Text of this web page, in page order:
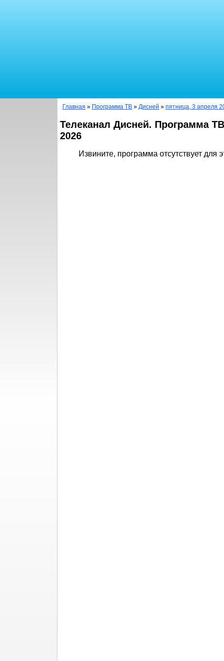
Главная » Программа ТВ » Дисней » пятница, 3 апреля
Телеканал Дисней. Программа
2026
Извините, программа отсутствует для